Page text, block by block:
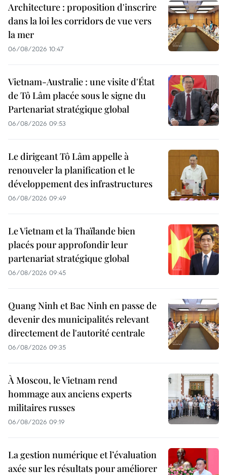
Architecture : proposition d'inscrire
dans la loi les corridors de vue vers
la mer
06/08/2026 10:47
Vietnam-Australie : une visite d'État
de Tô Lâm placée sous le signe du
Partenariat stratégique global
06/08/2026 09:53
Le dirigeant Tô Lâm appelle à
renouveler la planification et le
développement des infrastructures
06/08/2026 09:49
Le Vietnam et la Thaïlande bien
placés pour approfondir leur
partenariat stratégique global
06/08/2026 09:45
Quang Ninh et Bac Ninh en passe de
devenir des municipalités relevant
directement de l'autorité centrale
06/08/2026 09:35
À Moscou, le Vietnam rend
hommage aux anciens experts
militaires russes
06/08/2026 09:19
La gestion numérique et l’évaluation
axée sur les résultats pour améliorer